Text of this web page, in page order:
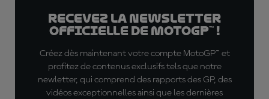
Recevez la Newsletter
officielle de MotoGP™ !
Créez dès maintenant votre compte MotoGP™ et
profitez de contenus exclusifs tels que notre
newletter, qui comprend des rapports des GP, des
vidéos exceptionnelles ainsi que les dernières